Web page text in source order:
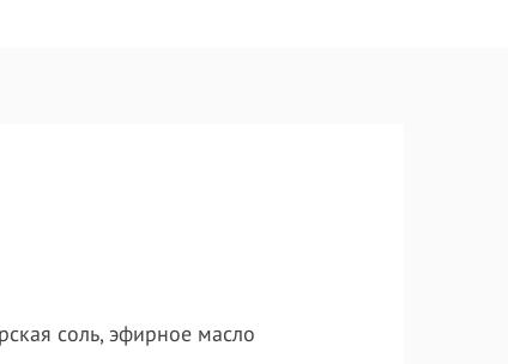
соль, эфирное масло